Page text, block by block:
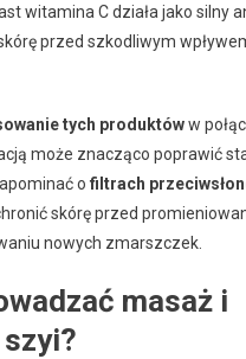
witamina C działa jako silny
przed szkodliwym
tych produktóww
może znacząco poprawić
o filtrach
skórę przed
nowych zmarszczek.
masaż i